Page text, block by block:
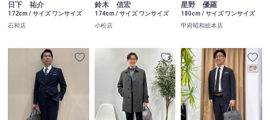
日下 祐介
172cm / サイズ ワンサイズ
石和店
鈴木 信宏
174cm / サイズ ワンサイズ
小松店
星野 優羅
180cm / サイズ ワンサイズ
甲府昭和総本店